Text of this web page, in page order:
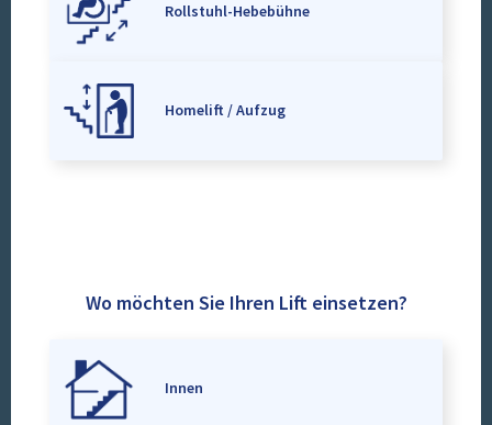
Rollstuhl-Hebebühne
Homelift / Aufzug
Wo möchten Sie Ihren Lift einsetzen?
Innen